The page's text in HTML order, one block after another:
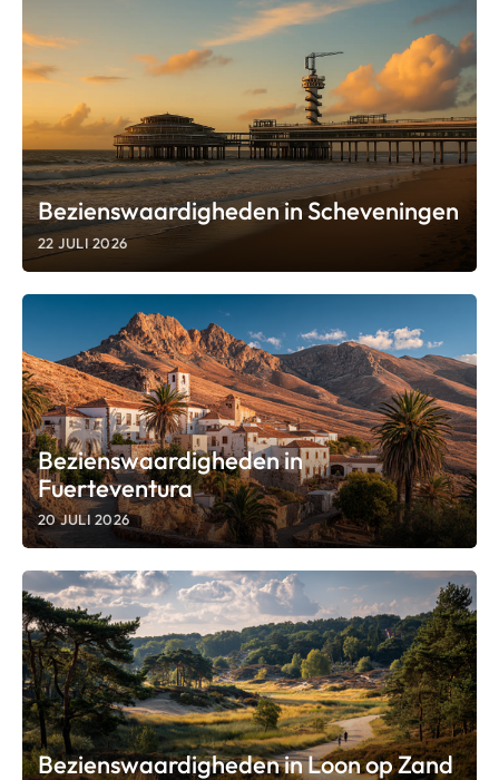
Bezienswaardigheden in Scheveningen
22 JULI 2026
Bezienswaardigheden in
Fuerteventura
20 JULI 2026
Bezienswaardigheden in Loon op Zand